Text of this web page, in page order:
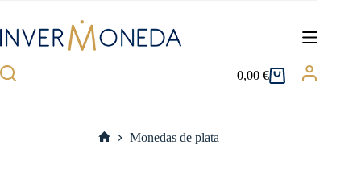
contenido
Carro
0,00€
Monedas de plata